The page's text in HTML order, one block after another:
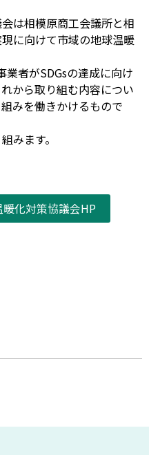
は相模原商工会議所と相
に向けて市域の地球温暖
業者がSDGsの達成に向け
から取り組む内容につい
みを働きかけるもので
みます。
化対策協議会HP